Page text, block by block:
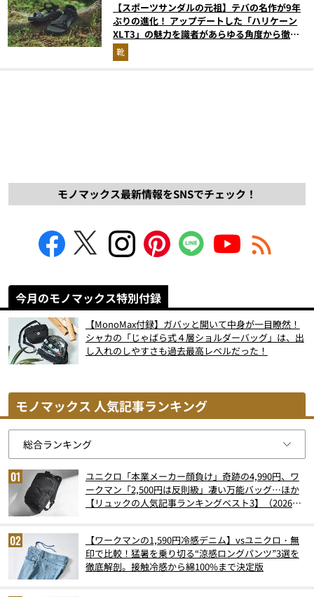
【スポーツサンダルの元祖】テバの名作が9年
ぶりの進化！ アップデートした「ハリケーン
XLT3」の魅力を識者があらゆる角度から徹底
解説！
靴
モノマックス最新情報をSNSでチェック！
今月のモノマックス特別付録
【MonoMax付録】ガバッと開いて中身が一目瞭然！
シャカの「じゃばら式４層ショルダーバッグ」は、出
し入れのしやすさも過去最高レベルだった！
モノマックス 人気記事ランキング
ユニクロ「本業メーカー顔負け」奇跡の4,990円、ワ
ークマン「2,500円は反則級」凄い万能バッグ…ほか
【リュックの人気記事ランキングベスト3】（2026年
【ワークマンの1,590円冷感デニム】vsユニクロ・無
印で比較！猛暑を乗り切る“涼感ロングパンツ”3選を
徹底解剖。接触冷感から綿100%まで決定版